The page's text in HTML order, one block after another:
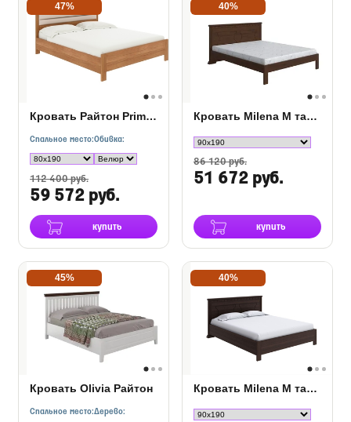
47%
Кровать Райтон Prima с ПМ
Спальное место:Обивка:
112 400 руб.
59 572 руб.
купить
40%
Кровать Milena М тахта береза
86 120 руб.
51 672 руб.
купить
45%
Кровать Olivia Райтон
Спальное место:Дерево:
40%
Кровать Milena М тахта с подъемным механизмом